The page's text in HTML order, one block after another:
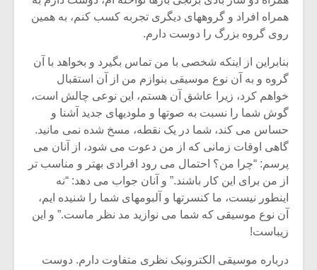
همراه افراد و گروههای دیگری تجربه کسب کنم، به همین
روی گروه بزرگ را دوست دارم.
بنابراین از اینکه شخصی با من تماس بگیرد و بخواهد با آن
گروه و به آن نوع موسیقی بنوازم من از آن استقبال
خواهم کرد، زیرا عاشق آن هستم، این نوعی چالش است،
گوش شما را نسبت به صوتها و ملودیهای جدید آشنا و
حساس می کند، شما در یک نقطه، مسخ شده نمی مانید.
گاهی اوقات زمانی که از من دعوت می شود، از آنان می
پرسم: “چرا من؟ احتمال می رود افرادی بهتر و مناسب تر
از من برای این کار باشند.” و آنان جواب می دهد: “نه
اینطور نیست، ما کنسرتها و آلبومهای شما را شنیده ایم،
آن نوع موسیقی که شما می نوازید مد نظر ماست.” و این
زیباست!
درباره موسیقی الکترونیک نظری متفاوت دارم. دوست
شیش و نیم»
اگر نمی توانی
مشهورترین باشی،
بدنام ترین باش
سکانسی
موسیقی